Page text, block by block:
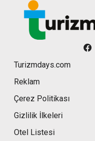
Turizmdays.com
Reklam
Çerez Politikası
Gizlilik İlkeleri
Otel Listesi